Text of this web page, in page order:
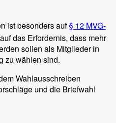
ist besonders auf§ 12 MVG-
das Erfordernis, dass mehr
sollen als Mitglieder in
zu wählen sind.
Wahlausschreiben
und die Briefwahl